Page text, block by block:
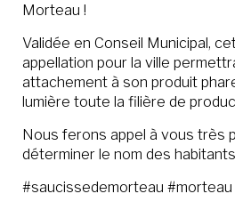
Morteau !
Validée en Conseil Municipal,
appellation pour la ville
attachement à son produit
lumière toute la filière de
Nous ferons appel à vous très
déterminer le nom des
#saucissedemorteau #morteau